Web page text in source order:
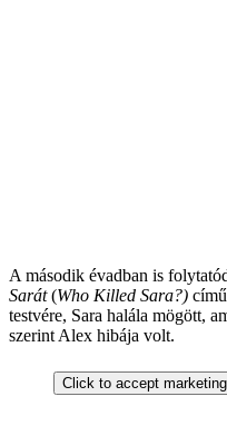
Click to accept
A második évadban is
Sarát(Who Killed Sara?)
testvére, Sara halála mögött,
szerint Alex hibája volt.